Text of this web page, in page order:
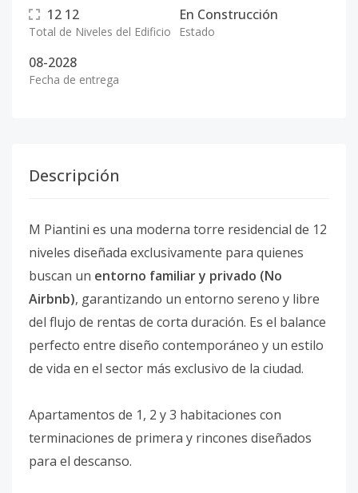
12 12
Total de Niveles del Edificio
En Construcción
Estado
08-2028
Fecha de entrega
Descripción
M Piantini es una moderna torre residencial de 12
niveles diseñada exclusivamente para quienes
buscan un entorno familiar y privado (No
Airbnb), garantizando un entorno sereno y libre
del flujo de rentas de corta duración. Es el balance
perfecto entre diseño contemporáneo y un estilo
de vida en el sector más exclusivo de la ciudad.
Apartamentos de 1, 2 y 3 habitaciones con
terminaciones de primera y rincones diseñados
para el descanso.